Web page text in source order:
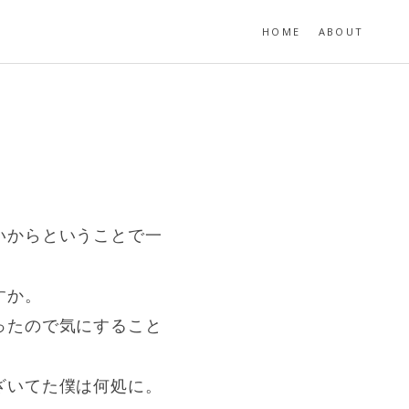
HOME ABOUT
らということで一
。
ので気にすること
てた僕は何処に。